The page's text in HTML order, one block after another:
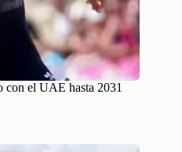
con el UAE hasta 2031